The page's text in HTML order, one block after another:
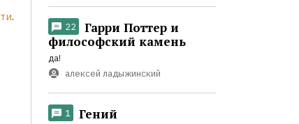
.
22
Гарри Поттер и
философский камень
да!
алексей ладыжинский
1 Гений